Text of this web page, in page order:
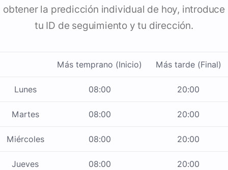
obtener la predicción individual de hoy, introduce
tu ID de seguimiento y tu dirección.
Más temprano (Inicio) Más tarde (Final)
Lunes 08:00 20:00
Martes 08:00 20:00
Miércoles 08:00 20:00
Jueves 08:00 20:00